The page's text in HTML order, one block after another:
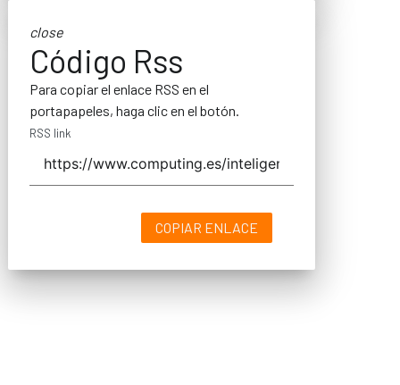
close
Código Rss
Para copiar el enlace RSS en el
portapapeles, haga clic en el botón.
RSS link
COPIAR ENLACE